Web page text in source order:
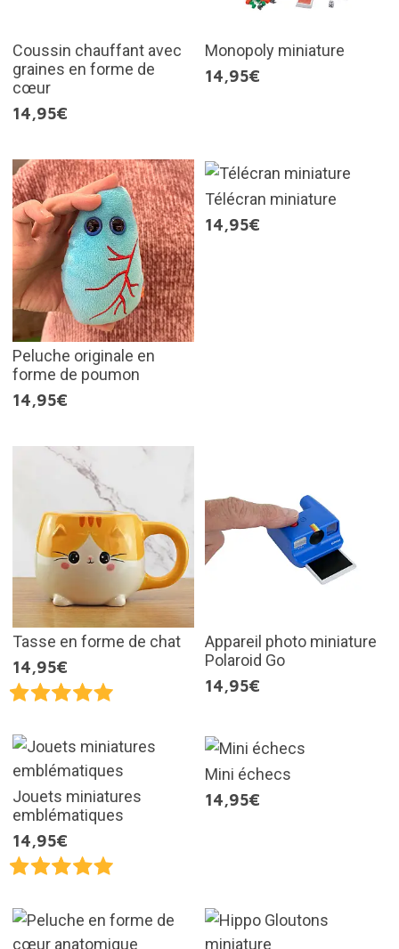
Coussin chauffant avec
graines en forme de
cœur
14,95€
Monopoly miniature
14,95€
Peluche originale en
forme de poumon
14,95€
Télécran miniature
14,95€
Tasse en forme de chat
14,95€
Appareil photo miniature
Polaroid Go
14,95€
Jouets miniatures
emblématiques
14,95€
Mini échecs
14,95€